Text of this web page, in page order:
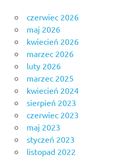
czerwiec 2026
maj 2026
kwiecień 2026
marzec 2026
luty 2026
marzec 2025
kwiecień 2024
sierpień 2023
czerwiec 2023
maj 2023
styczeń 2023
listopad 2022